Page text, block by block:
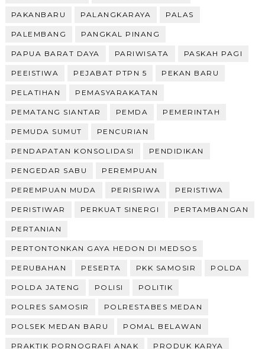
PAKANBARU PALANGKARAYA PALAS
PALEMBANG PANGKAL PINANG
PAPUA BARAT DAYA PARIWISATA PASKAH PAGI
PEEISTIWA PEJABAT PTPN 5 PEKAN BARU
PELATIHAN PEMASYARAKATAN
PEMATANG SIANTAR PEMDA PEMERINTAH
PEMUDA SUMUT PENCURIAN
PENDAPATAN KONSOLIDASI PENDIDIKAN
PENGEDAR SABU PEREMPUAN
PEREMPUAN MUDA PERISRIWA PERISTIWA
PERISTIWAR PERKUAT SINERGI PERTAMBANGAN
PERTANIAN
PERTONTONKAN GAYA HEDON DI MEDSOS
PERUBAHAN PESERTA PKK SAMOSIR POLDA
POLDA JATENG POLISI POLITIK
POLRES SAMOSIR POLRESTABES MEDAN
POLSEK MEDAN BARU POMAL BELAWAN
PRAKTIK PORNOGRAFI ANAK PRODUK KARYA